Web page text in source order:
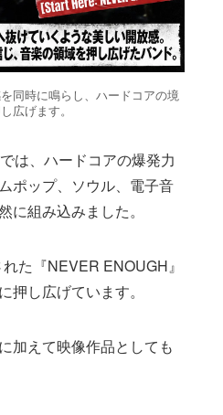
同時に鳴らし、ハードコアの境
広げます。
は、ハードコアの爆発力
ポップ、ソウル、電子音
に組み込みました。
た『NEVER ENOUGH』
押し広げています。
加えて映像作品としても